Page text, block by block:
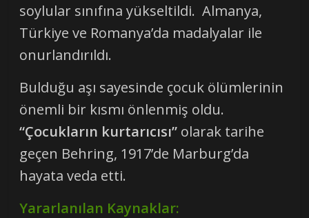
soylular sınıfına yükseltildi. Almanya,
Türkiye ve Romanya’da madalyalar ile
onurlandırıldı.
Bulduğu aşı sayesinde çocuk ölümlerinin
önemli bir kısmı önlenmiş oldu.
“Çocukların kurtarıcısı” olarak tarihe
geçen Behring, 1917’de Marburg’da
hayata veda etti.
Yararlanılan Kaynaklar: